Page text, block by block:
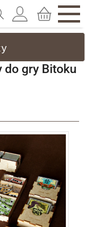
do gry Bitoku